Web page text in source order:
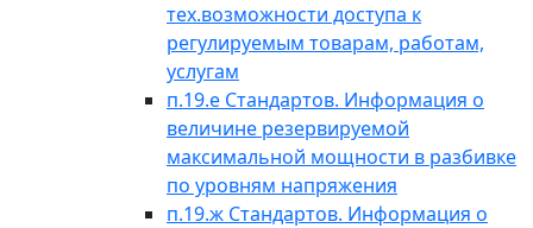
тех.возможности доступа к
регулируемым товарам, работам,
услугам
п.19.е Стандартов. Информация о
величине резервируемой
максимальной мощности в разбивке
по уровням напряжения
п.19.ж Стандартов. Информация о